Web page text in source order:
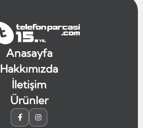
Anasayfa
Hakkımızda
İletişim
Ürünler